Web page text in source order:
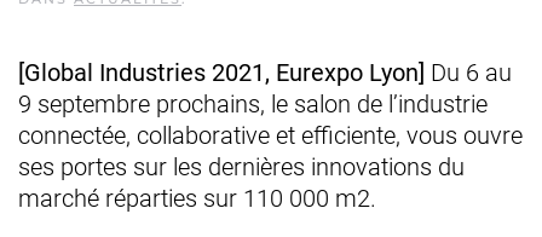
[Global Industries 2021, Eurexpo Lyon] Du 6 au
9 septembre prochains, le salon de l’industrie
connectée, collaborative et efficiente, vous ouvre
ses portes sur les dernières innovations du
marché réparties sur 110 000 m2.